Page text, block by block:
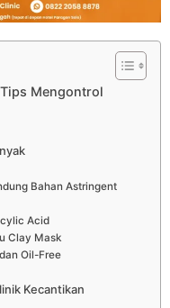
Mengontrol
Bahan Astringent
Acid
Clay Mask
Oil-Free
Kecantikan